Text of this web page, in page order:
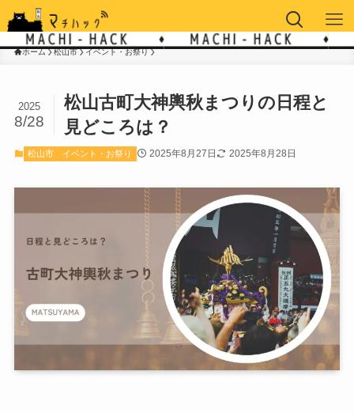
ホーム 松山市 イベント・お祭り
松山古町大神輿秋まつりの日程と
見どころは？
2025
8/28
松山市 イベント・お祭り 2025年8月27日 2025年8月28日